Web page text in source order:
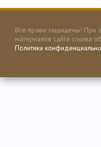
Все права защищены! При
материалов сайта ссылка
Политика